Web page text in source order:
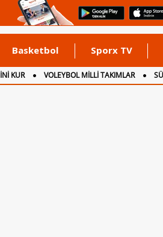
Basketbol Sporx TV
KUR VOLEYBOL MİLLİ TAKIMLAR